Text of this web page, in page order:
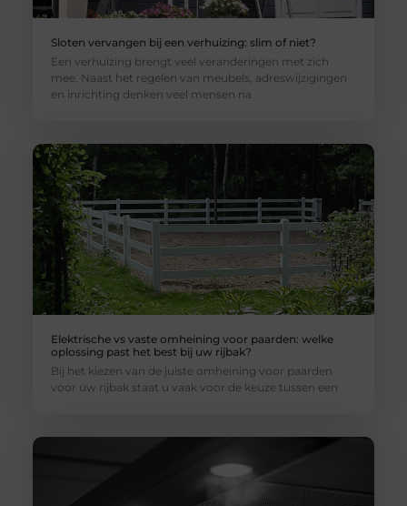
Sloten vervangen bij een verhuizing: slim of niet?
Een verhuizing brengt veel veranderingen met zich
mee. Naast het regelen van meubels, adreswijzigingen
en inrichting denken veel mensen na
Elektrische vs vaste omheining voor paarden: welke
oplossing past het best bij uw rijbak?
Bij het kiezen van de juiste omheining voor paarden
voor uw rijbak staat u vaak voor de keuze tussen een